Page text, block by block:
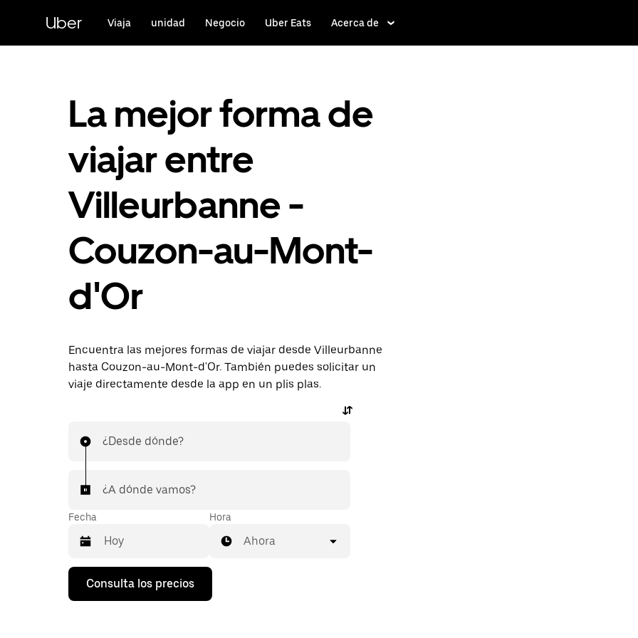
contenido
principal
Uber Viaja unidad Negocio Uber Eats Acerca de
La mejor forma de
viajar entre
Villeurbanne -
Couzon-au-Mont-
d'Or
Encuentra las mejores formas de viajar desde Villeurbanne
hasta Couzon-au-Mont-d'Or. También puedes solicitar un
viaje directamente desde la app en un plis plas.
¿Desde dónde?
¿A dónde vamos?
Fecha
Pulsa
flecha
Hora
Ahora
Consulta los precios